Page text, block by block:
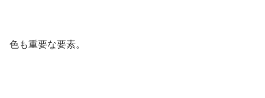
色も重要な要素。